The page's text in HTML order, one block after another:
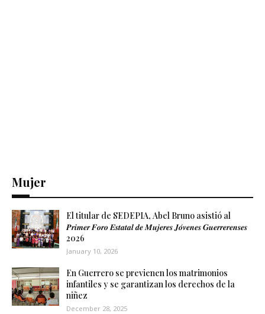
Mujer
El titular de SEDEPIA, Abel Bruno asistió al
𝑷𝒓𝒊𝒎𝒆𝒓 𝑭𝒐𝒓𝒐 𝑬𝒔𝒕𝒂𝒕𝒂𝒍 𝒅𝒆 𝑴𝒖𝒋𝒆𝒓𝒆𝒔 𝑱𝒐́𝒗𝒆𝒏𝒆𝒔 𝑮𝒖𝒆𝒓𝒓𝒆𝒓𝒆𝒏𝒔𝒆𝒔
2026
January 10, 2026
En Guerrero se previenen los matrimonios
infantiles y se garantizan los derechos de la
niñez
December 28, 2025